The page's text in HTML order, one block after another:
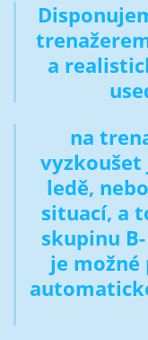
a
na
vyzkoušet
ledě,
situací, a
skupinu
je